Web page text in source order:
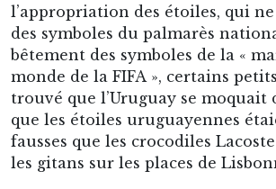
l’appropriation des étoiles, qui
des symboles du palmarès
bêtement des symboles de la «
monde de la FIFA », certains
trouvé que l’Uruguay se moquait
que les étoiles uruguayennes
fausses que les crocodiles
les gitans sur les places de